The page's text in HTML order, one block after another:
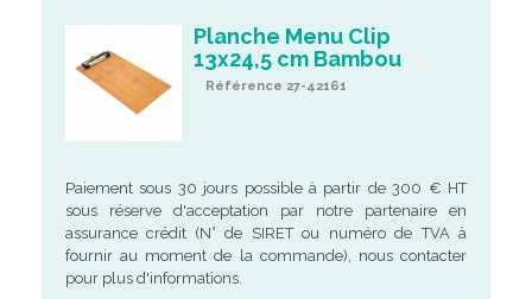
Planche Menu Clip
13x24,5 cm Bambou
Référence 27-42161
Paiement sous 30 jours possible à partir de 300 € HT
sous réserve d'acceptation par notre partenaire en
assurance crédit (N° de SIRET ou numéro de TVA à
fournir au moment de la commande), nous contacter
pour plus d'informations.